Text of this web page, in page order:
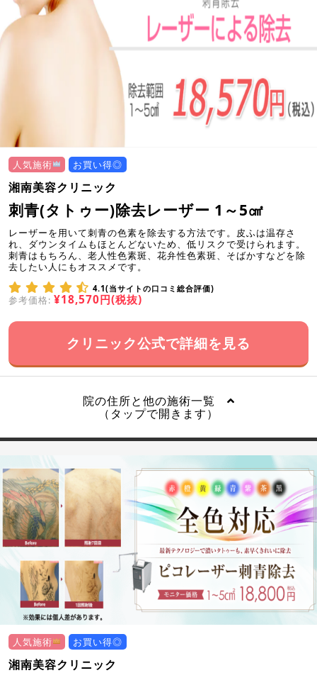
人気施術 お買い得◎
湘南美容クリニック
刺青(タトゥー)除去レーザー 1～5㎠
レーザーを用いて刺青の色素を除去する方法です。皮ふは温存さ
れ、ダウンタイムもほとんどないため、低リスクで受けられます。
刺青はもちろん、老人性色素斑、花弁性色素斑、そばかすなどを除
去したい人にもオススメです。
4.1(当サイトの口コミ総合評価)
参考価格: ¥18,570円(税抜)
クリニック公式で詳細を見る
院の住所と他の施術一覧
（タップで開きます）
人気施術 お買い得◎
湘南美容クリニック